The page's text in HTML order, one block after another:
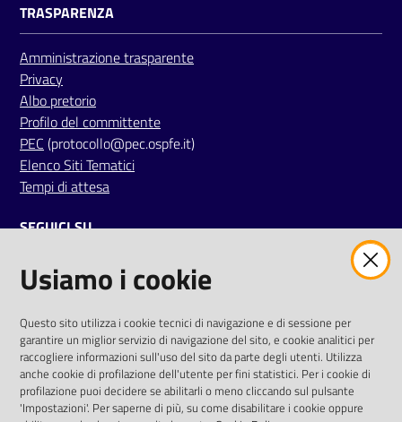
z
i
P
a
r
i
t
à
i
e
e
r
e
A
TRASPARENZA
Amministrazione trasparente
Privacy
Albo pretorio
Profilo del committente
PEC (protocollo@pec.ospfe.it)
Elenco Siti Tematici
Tempi di attesa
SEGUICI SU
twitterfacebookyoutube
AREA DIPENDENTI
Posta Elettronica Aziendale
Cloud aziendale(manuale di istruzioni)
Portale del Dipendente
Usiamo i cookie
Questo sito utilizza i cookie tecnici di navigazione e di sessione per
garantire un miglior servizio di navigazione del sito, e cookie analitici per
raccogliere informazioni sull'uso del sito da parte degli utenti. Utilizza
anche cookie di profilazione dell'utente per fini statistici. Per i cookie di
profilazione puoi decidere se abilitarli o meno cliccando sul pulsante
'Impostazioni'. Per saperne di più, su come disabilitare i cookie oppure